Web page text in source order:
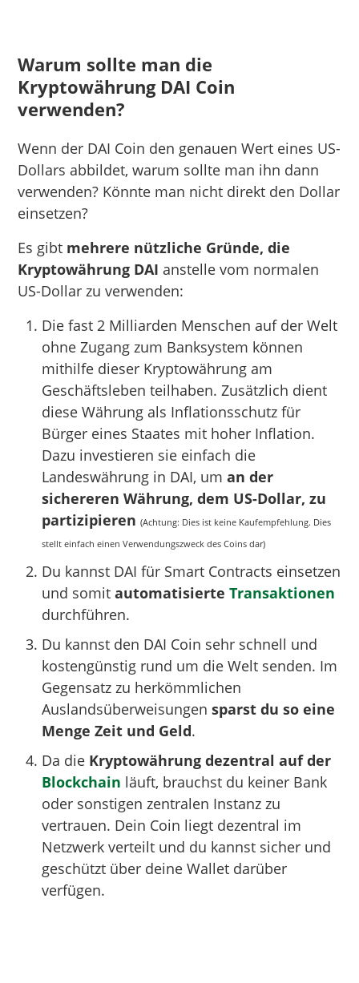
Warum sollte man die
Kryptowährung DAI Coin
verwenden?
Wenn der DAI Coin den genauen Wert eines US-
Dollars abbildet, warum sollte man ihn dann
verwenden? Könnte man nicht direkt den Dollar
einsetzen?
Es gibt mehrere nützliche Gründe, die
Kryptowährung DAI anstelle vom normalen
US-Dollar zu verwenden:
Die fast 2 Milliarden Menschen auf der Welt
ohne Zugang zum Banksystem können
mithilfe dieser Kryptowährung am
Geschäftsleben teilhaben. Zusätzlich dient
diese Währung als Inflationsschutz für
Bürger eines Staates mit hoher Inflation.
Dazu investieren sie einfach die
Landeswährung in DAI, uman der
sichereren Währung, dem US-Dollar, zu
partizipieren (Achtung: Dies ist keine Kaufempfehlung. Dies
stellt einfach einen Verwendungszweck des Coins dar)
Du kannst DAI für Smart Contracts einsetzen
und somitautomatisierteTransaktionen
durchführen.
Du kannst den DAI Coin sehr schnell und
kostengünstig rund um die Welt senden. Im
Gegensatz zu herkömmlichen
Auslandsüberweisungensparst du so eine
Menge Zeit und Geld.
Da die Kryptowährung dezentral auf der
Blockchain läuft, brauchst du keiner Bank
oder sonstigen zentralen Instanz zu
vertrauen. Dein Coin liegt dezentral im
Netzwerk verteilt und du kannst sicher und
geschützt über deine Wallet darüber
verfügen.